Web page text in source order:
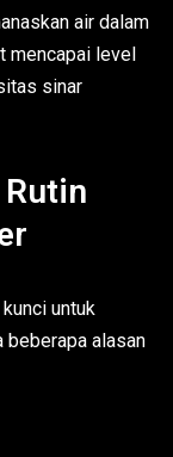
air dalam
mencapai level
sinar
untuk
beberapa alasan